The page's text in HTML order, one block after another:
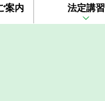
案内 法定講習